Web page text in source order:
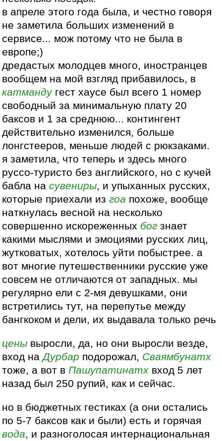
в апреле этого года была, и честно говоря
не заметила больших изменений в
сервисе... мож потому что не была в
европе;)
дредастых молодцев много, иностранцев
вообщем на мой взгляд прибавилось, в
катмандугест хаусе был всего 1 номер
свободный за минимальную плату 20
баксов и 1 за среднюю... контингент
действительно изменился, больше
лонгстееров, меньше людей с рюкзаками.
я заметила, что теперь и здесь много
руссо-туристо без английского, но с кучей
бабла насувениры, и упыханных русских,
которые приехали изгоа похоже, вообще
наткнулась весной на несколько
совершенно искореженных бог знает
какими мыслями и эмоциями русских лиц,
жутковатых, хотелось уйти побыстрее. а
вот многие путешественники русские уже
совсем не отличаются от западных. мы
регулярно ели с 2-мя девушками, они
встретились тут, на перепутье между
бангкоком и дели, их выдавала только речь
цены выросли, да, но они выросли везде,
вход наДурбар подорожал, Сваямбунатх
тоже, а вот в Пашупатинатх вход 5 лет
назад был 250 рупий, как и сейчас.
но в бюджетных гестиках (а они остались
по 5-7 баксов как и были) есть и горячая
вода, и разноголосая интернациональная